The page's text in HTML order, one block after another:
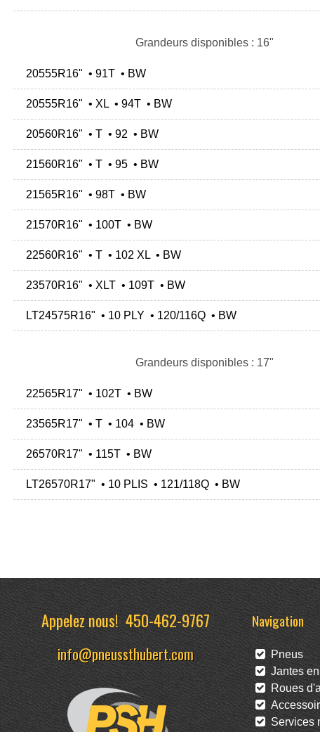
Grandeurs disponibles : 16"
20555R16" • 91T • BW
20555R16" • XL • 94T • BW
20560R16" • T • 92 • BW
21560R16" • T • 95 • BW
21565R16" • 98T • BW
21570R16" • 100T • BW
22560R16" • T • 102 XL • BW
23570R16" • XLT • 109T • BW
LT24575R16" • 10 PLY • 120/116Q • BW
Grandeurs disponibles : 17"
22565R17" • 102T • BW
23565R17" • T • 104 • BW
26570R17" • 115T • BW
LT26570R17" • 10 PLIS • 121/118Q • BW
Appelez nous!450-462-9767
info@pneussthubert.com
Navigation
Pneus
Jantes en
Roues
Services